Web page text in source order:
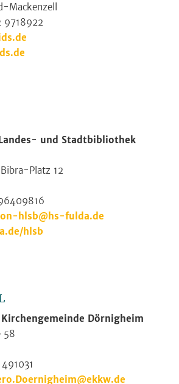
Mackenzell
9718922
und Stadtbibliothek
Platz 12
hlsb@hs-fulda.de
hlsb
Dörnigheim
58